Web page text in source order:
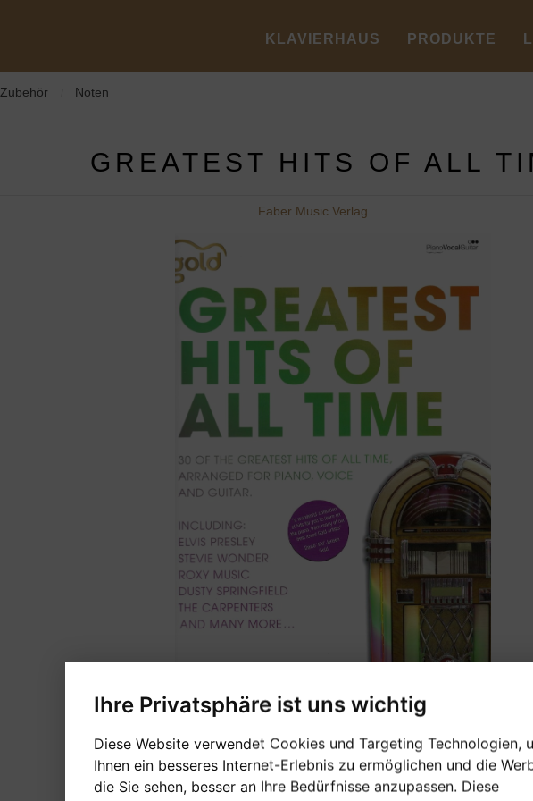
Ihre Privatsphäre ist uns wichtig
Diese Website verwendet Cookies und Targeting Technologien,
Ihnen ein besseres Internet-Erlebnis zu ermöglichen und die
die Sie sehen, besser an Ihre Bedürfnisse anzupassen. Diese
KLAVIERHAUS PRODUKTE
Zubehör Noten
GREATEST HITS OF ALL
Faber Music Verlag